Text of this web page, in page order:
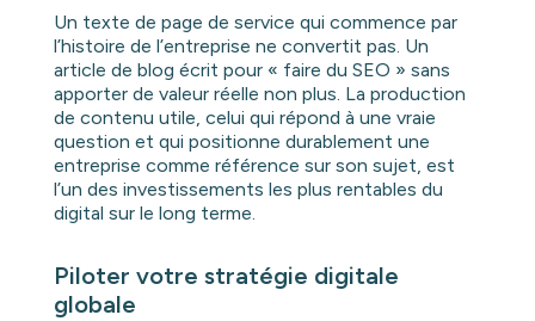
Un texte de page de service qui commence par
l’histoire de l’entreprise ne convertit pas. Un
article de blog écrit pour « faire du SEO » sans
apporter de valeur réelle non plus. La production
de contenu utile, celui qui répond à une vraie
question et qui positionne durablement une
entreprise comme référence sur son sujet, est
l’un des investissements les plus rentables du
digital sur le long terme.
Piloter votre stratégie digitale
globale